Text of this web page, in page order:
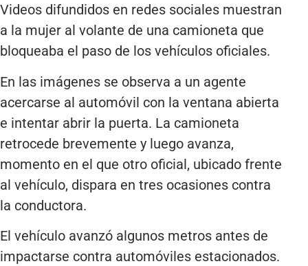
Videos difundidos en redes sociales muestran
a la mujer al volante de una camioneta que
bloqueaba el paso de los vehículos oficiales.
En las imágenes se observa a un agente
acercarse al automóvil con la ventana abierta
e intentar abrir la puerta. La camioneta
retrocede brevemente y luego avanza,
momento en el que otro oficial, ubicado frente
al vehículo, dispara en tres ocasiones contra
la conductora.
El vehículo avanzó algunos metros antes de
impactarse contra automóviles estacionados.